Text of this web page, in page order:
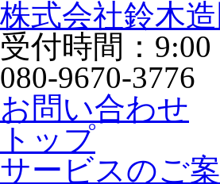
株式会社鈴木造
受付時間：9:00
080-9670-3776
お問い合わせ
トップ
サービスのご